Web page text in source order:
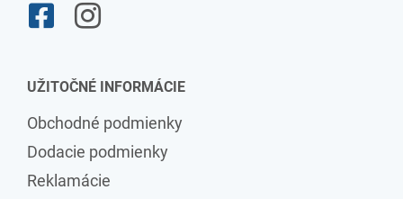
UŽITOČNÉ INFORMÁCIE
Obchodné podmienky
Dodacie podmienky
Reklamácie